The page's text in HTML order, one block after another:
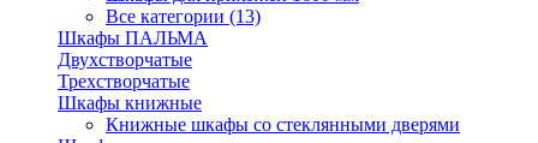
Все категории (13)
Шкафы ПАЛЬМА
Двухстворчатые
Трехстворчатые
Шкафы книжные
Книжные шкафы со стеклянными дверями